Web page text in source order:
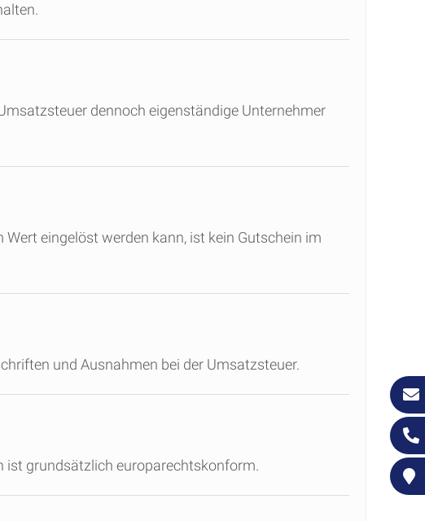
dennoch eigenständige Unternehmer
eingelöst werden kann, ist kein Gutschein im
und Ausnahmen bei der Umsatzsteuer.
ist grundsätzlich europarechtskonform.